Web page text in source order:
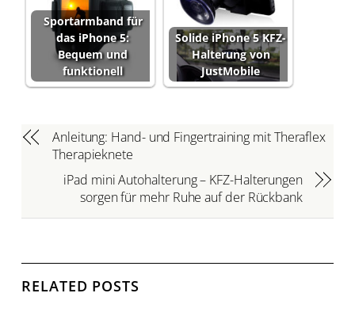
Sportarmband für
das iPhone 5:
Bequem und
funktionell
Solide iPhone 5 KFZ-
Halterung von
JustMobile
Anleitung: Hand- und Fingertraining mit Theraflex
Therapieknete
iPad mini Autohalterung – KFZ-Halterungen
sorgen für mehr Ruhe auf der Rückbank
RELATED POSTS